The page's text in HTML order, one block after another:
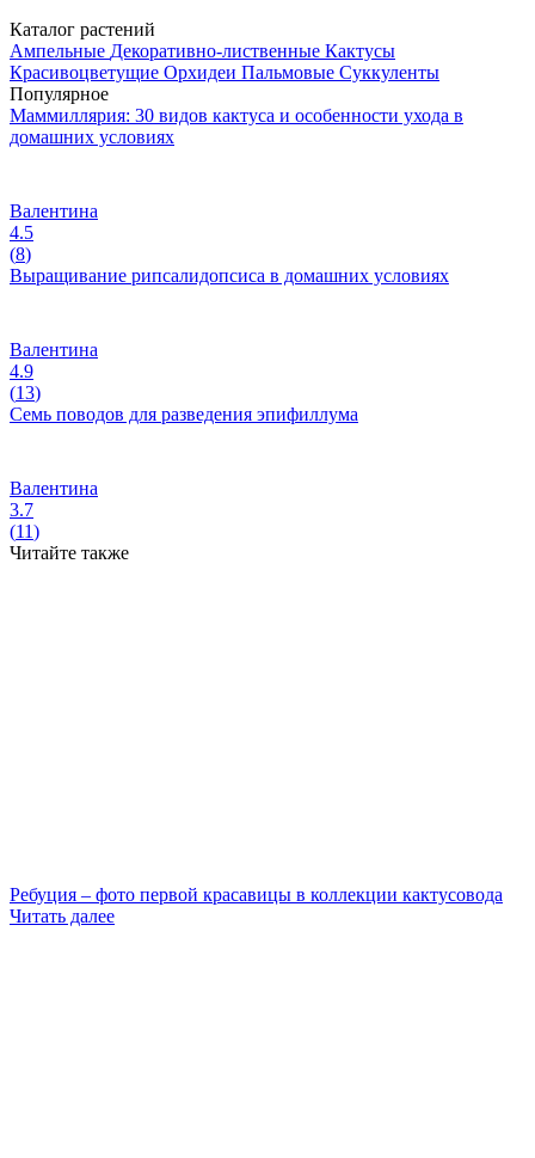
Каталог растений
Ампельные Декоративно-лиственные Кактусы
Красивоцветущие Орхидеи Пальмовые Суккуленты
Популярное
Маммиллярия: 30 видов кактуса и особенности ухода в
домашних условиях
Валентина
4.5
(8)
Выращивание рипсалидопсиса в домашних условиях
Валентина
4.9
(13)
Семь поводов для разведения эпифиллума
Валентина
3.7
(11)
Читайте также
Ребуция – фото первой красавицы в коллекции кактусовода
Читать далее